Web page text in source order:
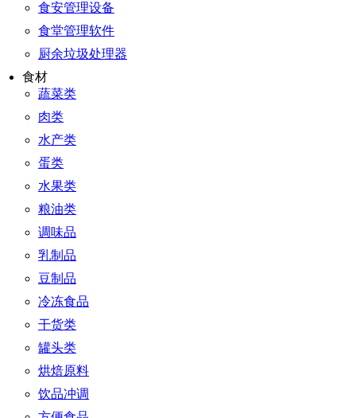
食安管理设备
食堂管理软件
厨余垃圾处理器
食材
蔬菜类
肉类
水产类
蛋类
水果类
粮油类
调味品
乳制品
豆制品
冷冻食品
干货类
罐头类
烘焙原料
饮品冲调